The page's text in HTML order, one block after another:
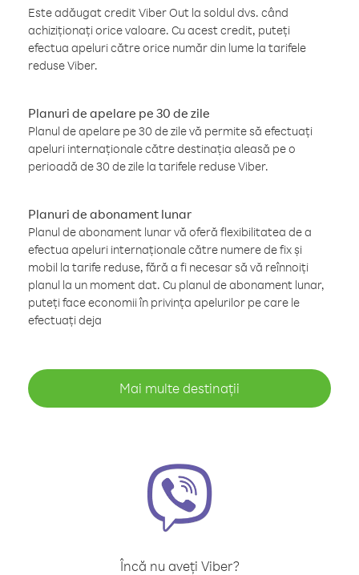
Este adăugat credit Viber Out la soldul dvs. când
achiziționați orice valoare. Cu acest credit, puteți
efectua apeluri către orice număr din lume la tarifele
reduse Viber.
Planuri de apelare pe 30 de zile
Planul de apelare pe 30 de zile vă permite să efectuați
apeluri internaționale către destinația aleasă pe o
perioadă de 30 de zile la tarifele reduse Viber.
Planuri de abonament lunar
Planul de abonament lunar vă oferă flexibilitatea de a
efectua apeluri internaționale către numere de fix și
mobil la tarife reduse, fără a fi necesar să vă reînnoiți
planul la un moment dat. Cu planul de abonament lunar,
puteți face economii în privința apelurilor pe care le
efectuați deja
Mai multe destinații
Încă nu aveți Viber?